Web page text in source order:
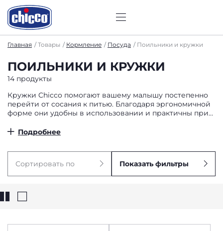
Главная Товары Кормление Посуда Поильники и кружки
ПОИЛЬНИКИ И КРУЖКИ
14 продукты
Кружки Chicco помогают вашему малышу постепенно
перейти от сосания к питью. Благодаря эргономичной
форме они удобны в использовании и практичны при
подойдет именно ему.
Подробнее
Сортировать по Показать фильтры